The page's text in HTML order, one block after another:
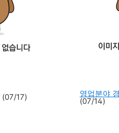
(07/17) 영업분야
(07/14)